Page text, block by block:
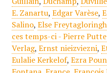
E. Zanartu, Edgar Varèse,
Salino, Else
ces temps-ci - Pierre
Verlag, Ernst nieizviezni,
Eulalie Kerkelof, Ezra